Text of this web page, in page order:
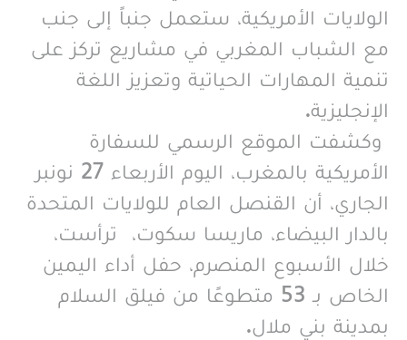
الولايات الأمريكية، ستعمل جنباً إلى جنب
مع الشباب المغربي في مشاريع تركز على
تنمية المهارات الحياتية وتعزيز اللغة
الإنجليزية.
وكشفت الموقع الرسمي للسفارة
الأمريكية بالمغرب، اليوم الأربعاء 27 نونبر
الجاري، أن القنصل العام للولايات المتحدة
بالدار البيضاء، ماريسا سكوت، ترأست،
خلال الأسبوع المنصرم، حفل أداء اليمين
الخاص بـ 53 متطوعًا من فيلق السلام
بمدينة بني ملال.